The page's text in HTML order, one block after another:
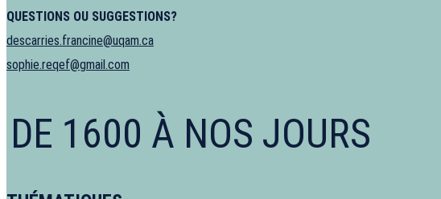
QUESTIONS OU SUGGESTIONS?
descarries.francine@uqam.ca
sophie.reqef@gmail.com
DE 1600 À NOS JOURS